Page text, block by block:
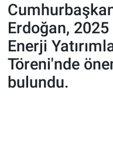
Erdoğan, 2025
Enerji
Töreni'nde
bulundu.